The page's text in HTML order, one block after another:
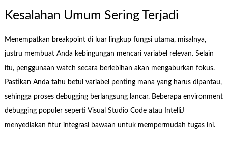
Kesalahan Umum Sering Terjadi
Menempatkan breakpoint di luar lingkup fungsi utama, misalnya,
justru membuat Anda kebingungan mencari variabel relevan. Selain
itu, penggunaan watch secara berlebihan akan mengaburkan fokus.
Pastikan Anda tahu betul variabel penting mana yang harus dipantau,
sehingga proses debugging berlangsung lancar. Beberapa environment
debugging populer seperti Visual Studio Code atau IntelliJ
menyediakan fitur integrasi bawaan untuk mempermudah tugas ini.